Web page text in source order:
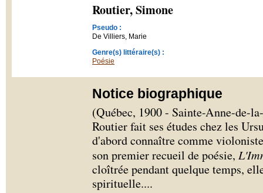
Routier, Simone
Pseudo :
De Villiers, Marie
Genre(s) littéraire(s) :
Poésie
Notice biographique
(Québec, 1900 - Sainte-Anne-de-
Routier fait ses études chez les
d'abord connaître comme
son premier recueil de poésie,
cloîtrée pendant quelque temps,
spirituelle....